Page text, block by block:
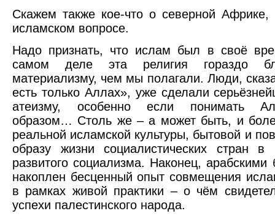
Скажем также кое-что о северной Африке,
исламском вопросе.
Надо признать, что ислам был в своё
самом деле эта религия гораздо
материализму, чем мы полагали. Люди,
есть только Аллах», уже сделали
атеизму, особенно если понимать
образом… Столь же – а может быть, и
реальной исламской культуры, бытовой и
образу жизни социалистических стран в
развитого социализма. Наконец,
накоплен бесценный опыт совмещения
в рамках живой практики – о чём
успехи палестинского народа.